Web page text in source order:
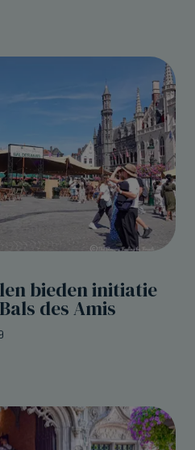
bieden initiatie
des Amis